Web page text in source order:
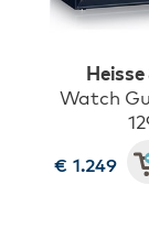
Watch
€ 1.249